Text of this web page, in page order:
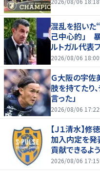
混乱を招いた
己中心的」
ルトガル代表
べきだ」
2026/08/06 18:00
Ｇ大阪の宇佐
肢を持てたり
言った」
2026/08/06 17:22
【Ｊ１清水】
加入内定を発
貢献できるよう
2026/08/06 17:15